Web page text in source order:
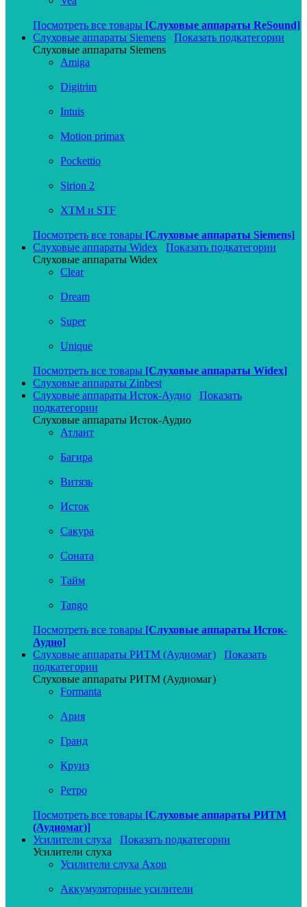
Посмотреть все товары [Слуховые аппараты ReSound]
Слуховые аппараты Siemens
Показать подкатегории
Слуховые аппараты Siemens
Amiga
Digitrim
Intuis
Motion primax
Pockettio
Sirion 2
XTM и STF
Посмотреть все товары [Слуховые аппараты Siemens]
Слуховые аппараты Widex
Показать подкатегории
Слуховые аппараты Widex
Clear
Dream
Super
Unique
Посмотреть все товары [Слуховые аппараты Widex]
Слуховые аппараты Zinbest
Слуховые аппараты Исток-Аудио
Показать
подкатегории
Слуховые аппараты Исток-Аудио
Атлант
Багира
Витязь
Исток
Сакура
Соната
Тайм
Tango
Посмотреть все товары [Слуховые аппараты Исток-
Аудио]
Слуховые аппараты РИТМ (Аудиомаг)
Показать
подкатегории
Слуховые аппараты РИТМ (Аудиомаг)
Formanta
Ария
Гранд
Круиз
Ретро
Посмотреть все товары [Слуховые аппараты РИТМ
(Аудиомаг)]
Усилители слуха
Показать подкатегории
Усилители слуха
Усилители слуха Axon
Аккумуляторные усилители